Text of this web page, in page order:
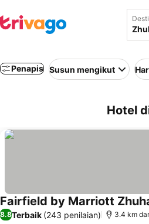
Penapis Susun mengikut
Hotel
Fairfield by Marriott
8.8Terbaik (243 penilaian) 3.4 km